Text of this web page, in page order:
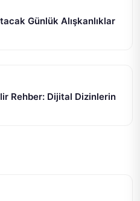
Günlük Alışkanlıklar
Rehber: Dijital Dizinlerin